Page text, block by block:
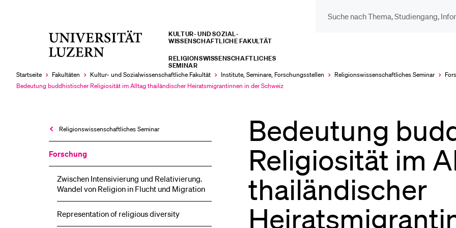
Universität
KULTUR- UND SOZIAL­­­
WISSENSCHAFTLICHE FAKULTÄT
RELIGIONSWISSENSCHAFTLICHES
SEMINAR
Startseite
Fakultäten Kultur- und Sozial­­wissenschaftliche Fakultät Institute, Seminare, Forschungsstellen Religions­wissenschaftliches Seminar
Aktuell
Bedeutung buddhistischer Religiosität im Alltag thailändischer Heiratsmigrantinnen in der Schweiz
Religions­wissenschaftliches Seminar
Forschung
Zwischen Intensivierung und Relativierung.
Wandel von Religion in Flucht und Migration
Representation of religious diversity
Bedeutung
Religiosität im
thailändischer
LETZTE SUCHEN
Sie haben noch keine Suche getätigt.
DIE UNI FÜR…
Schulklassen und
Studien­interessierte
Studierende